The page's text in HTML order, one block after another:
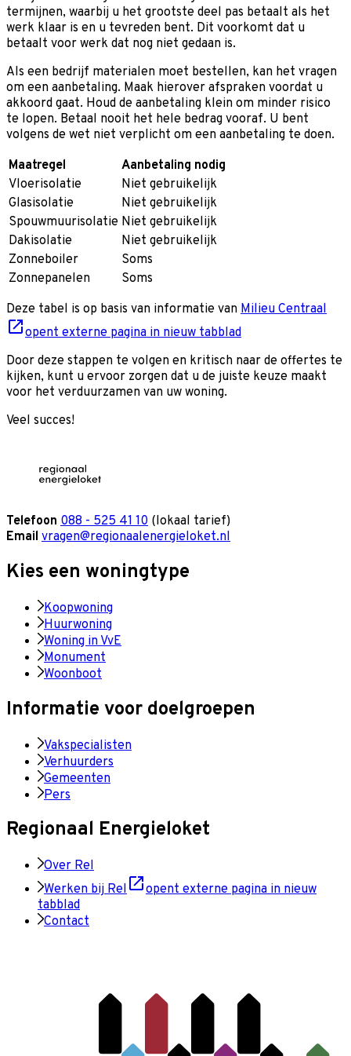
termijnen, waarbij u het grootste deel pas betaalt als het
werk klaar is en u tevreden bent. Dit voorkomt dat u
betaalt voor werk dat nog niet gedaan is.
Als een bedrijf materialen moet bestellen, kan het vragen
om een aanbetaling. Maak hierover afspraken voordat u
akkoord gaat. Houd de aanbetaling klein om minder risico
te lopen. Betaal nooit het hele bedrag vooraf. U bent
volgens de wet niet verplicht om een aanbetaling te doen.
Maatregel
Aanbetaling nodig
Vloerisolatie
Niet gebruikelijk
Glasisolatie
Niet gebruikelijk
Spouwmuurisolatie Niet gebruikelijk
Dakisolatie
Niet gebruikelijk
Zonneboiler
Soms
Zonnepanelen
Soms
Deze tabel is op basis van informatie van Milieu Centraal
opent externe pagina in nieuw tabblad
Door deze stappen te volgen en kritisch naar de offertes te
kijken, kunt u ervoor zorgen dat u de juiste keuze maakt
voor het verduurzamen van uw woning.
Veel succes!
Telefoon 088 - 525 41 10 (lokaal tarief)
Email vragen@regionaalenergieloket.nl
Kies een woningtype
Koopwoning
Huurwoning
Woning in VvE
Monument
Woonboot
Informatie voor doelgroepen
Vakspecialisten
Verhuurders
Gemeenten
Pers
Regionaal Energieloket
Over Rel
Werken bij Rel
opent externe pagina in nieuw
tabblad
Contact